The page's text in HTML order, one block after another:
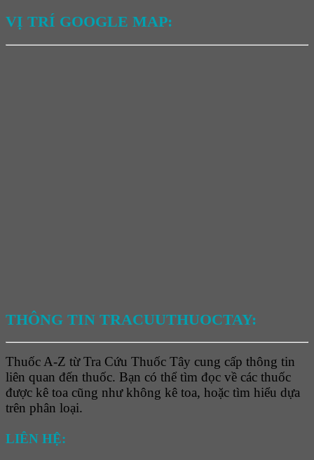
VỊ TRÍ GOOGLE MAP:
THÔNG TIN TRACUUTHUOCTAY:
Thuốc A-Z từ Tra Cứu Thuốc Tây cung cấp thông tin
liên quan đến thuốc. Bạn có thể tìm đọc về các thuốc
được kê toa cũng như không kê toa, hoặc tìm hiểu dựa
trên phân loại.
LIÊN HỆ: